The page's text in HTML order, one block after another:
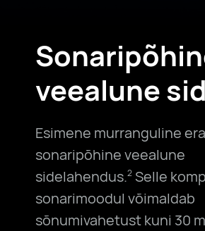
veealune
Esimene murranguline
sonaripõhine veealune
sidelahendus.2Selle
sonarimoodul võimaldab
sõnumivahetust kuni 30